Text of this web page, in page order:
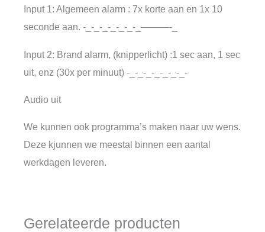
Input 1: Algemeen alarm : 7x korte aan en 1x 10
seconde aan. -_-_-_-_-_-_-_———-_
Input 2: Brand alarm, (knipperlicht) :1 sec aan, 1 sec
uit, enz (30x per minuut) -_-_-_-_-_-_-_-
Audio uit
We kunnen ook programma’s maken naar uw wens.
Deze kjunnen we meestal binnen een aantal
werkdagen leveren.
Gerelateerde producten